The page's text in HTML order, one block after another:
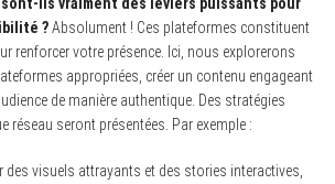
?Absolument ! Ces plateformes constituent
renforcer votre présence. Ici, nous explorerons
appropriées, créer un contenu engageant
de manière authentique. Des stratégies
réseau seront présentées. Par exemple :
des visuels attrayants et des stories interactives,